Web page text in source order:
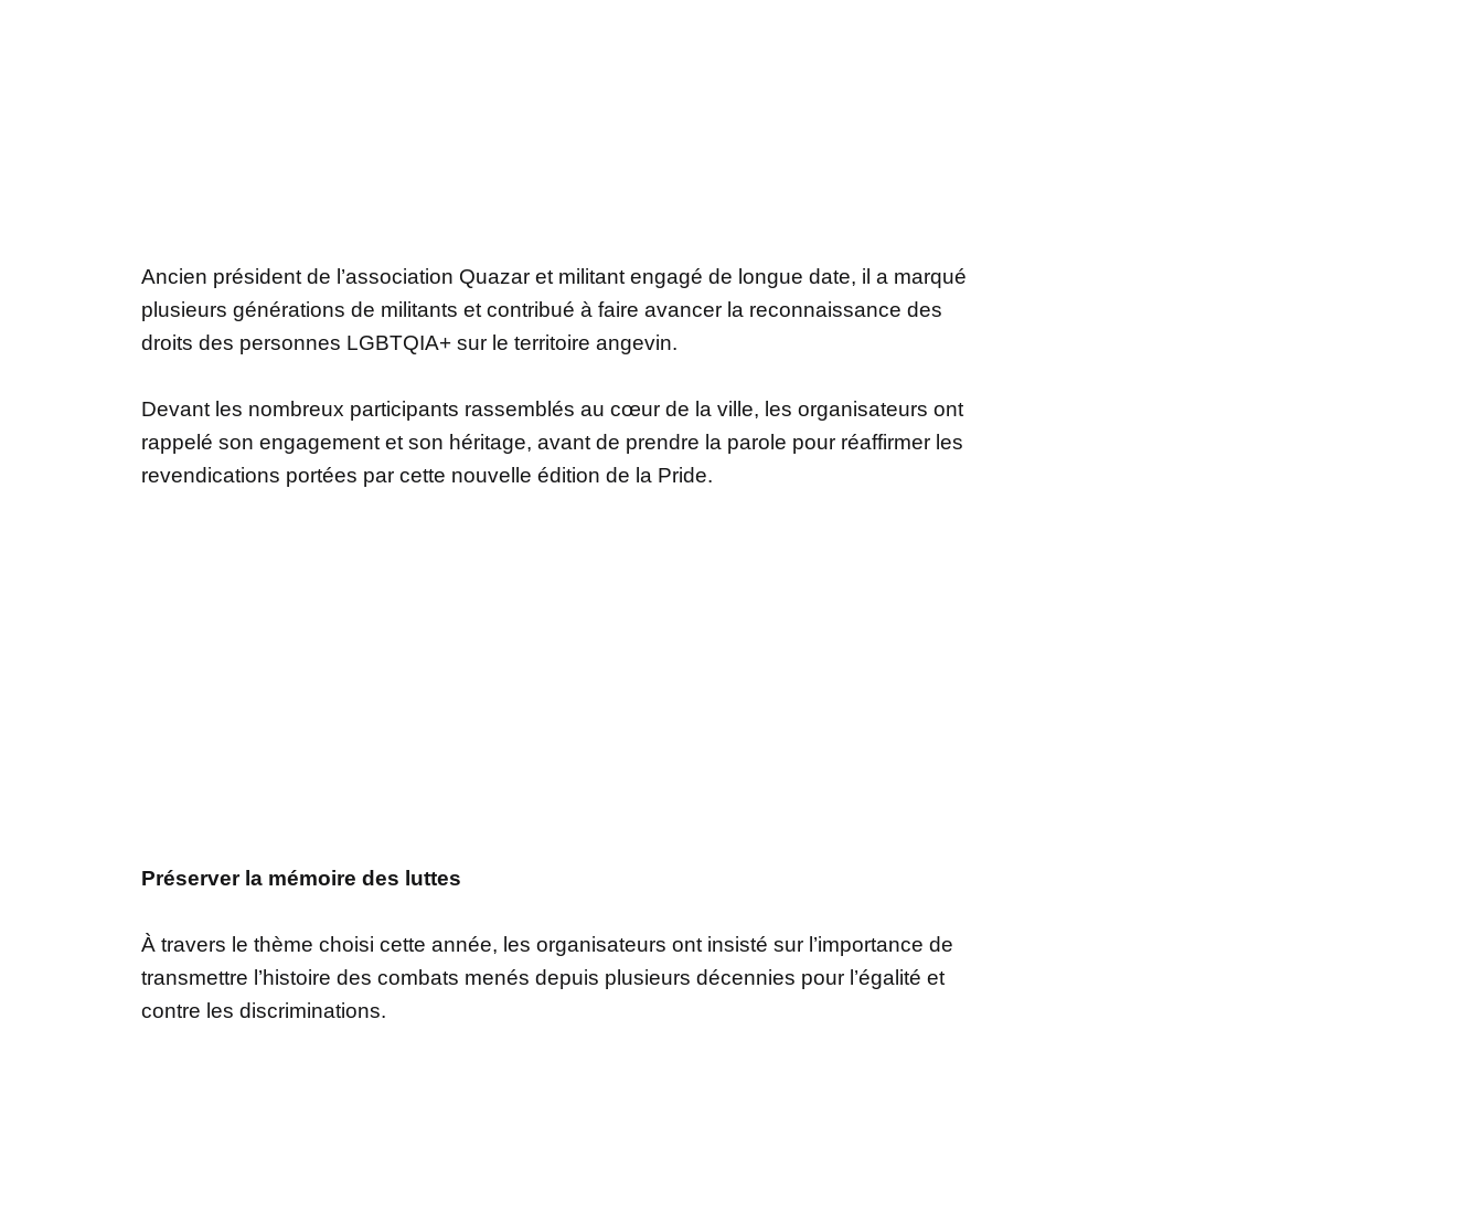
Ancien président de l’association Quazar et militant engagé de longue date, il a marqué
plusieurs générations de militants et contribué à faire avancer la reconnaissance des
droits des personnes LGBTQIA+ sur le territoire angevin.
Devant les nombreux participants rassemblés au cœur de la ville, les organisateurs ont
rappelé son engagement et son héritage, avant de prendre la parole pour réaffirmer les
revendications portées par cette nouvelle édition de la Pride.
Préserver la mémoire des luttes
À travers le thème choisi cette année, les organisateurs ont insisté sur l’importance de
transmettre l’histoire des combats menés depuis plusieurs décennies pour l’égalité et
contre les discriminations.